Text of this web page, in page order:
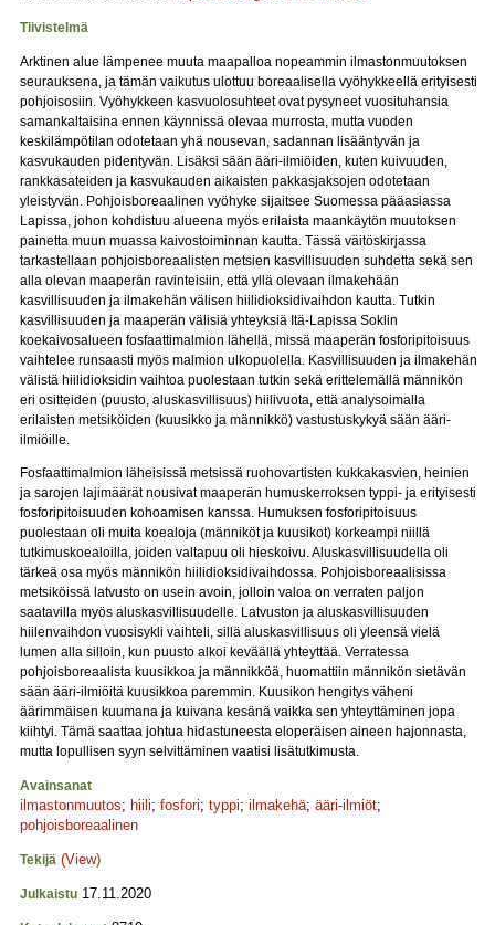
Tiivistelmä
Arktinen alue lämpenee muuta maapalloa nopeammin ilmastonmuutoksen
seurauksena, ja tämän vaikutus ulottuu boreaalisella vyöhykkeellä erityisesti
pohjoisosiin. Vyöhykkeen kasvuolosuhteet ovat pysyneet vuosituhansia
samankaltaisina ennen käynnissä olevaa murrosta, mutta vuoden
keskilämpötilan odotetaan yhä nousevan, sadannan lisääntyvän ja
kasvukauden pidentyvän. Lisäksi sään ääri-ilmiöiden, kuten kuivuuden,
rankkasateiden ja kasvukauden aikaisten pakkasjaksojen odotetaan
yleistyvän. Pohjoisboreaalinen vyöhyke sijaitsee Suomessa pääasiassa
Lapissa, johon kohdistuu alueena myös erilaista maankäytön muutoksen
painetta muun muassa kaivostoiminnan kautta. Tässä väitöskirjassa
tarkastellaan pohjoisboreaalisten metsien kasvillisuuden suhdetta sekä sen
alla olevan maaperän ravinteisiin, että yllä olevaan ilmakehään
kasvillisuuden ja ilmakehän välisen hiilidioksidivaihdon kautta. Tutkin
kasvillisuuden ja maaperän välisiä yhteyksiä Itä-Lapissa Soklin
koekaivosalueen fosfaattimalmion lähellä, missä maaperän fosforipitoisuus
vaihtelee runsaasti myös malmion ulkopuolella. Kasvillisuuden ja ilmakehän
välistä hiilidioksidin vaihtoa puolestaan tutkin sekä erittelemällä männikön
eri ositteiden (puusto, aluskasvillisuus) hiilivuota, että analysoimalla
erilaisten metsiköiden (kuusikko ja männikkö) vastustuskykyä sään ääri-
ilmiöille.
Fosfaattimalmion läheisissä metsissä ruohovartisten kukkakasvien, heinien
ja sarojen lajimäärät nousivat maaperän humuskerroksen typpi- ja erityisesti
fosforipitoisuuden kohoamisen kanssa. Humuksen fosforipitoisuus
puolestaan oli muita koealoja (männiköt ja kuusikot) korkeampi niillä
tutkimuskoealoilla, joiden valtapuu oli hieskoivu. Aluskasvillisuudella oli
tärkeä osa myös männikön hiilidioksidivaihdossa. Pohjoisboreaalisissa
metsiköissä latvusto on usein avoin, jolloin valoa on verraten paljon
saatavilla myös aluskasvillisuudelle. Latvuston ja aluskasvillisuuden
hiilenvaihdon vuosisykli vaihteli, sillä aluskasvillisuus oli yleensä vielä
lumen alla silloin, kun puusto alkoi keväällä yhteyttää. Verratessa
pohjoisboreaalista kuusikkoa ja männikköä, huomattiin männikön sietävän
sään ääri-ilmiöitä kuusikkoa paremmin. Kuusikon hengitys väheni
äärimmäisen kuumana ja kuivana kesänä vaikka sen yhteyttäminen jopa
kiihtyi. Tämä saattaa johtua hidastuneesta eloperäisen aineen hajonnasta,
mutta lopullisen syyn selvittäminen vaatisi lisätutkimusta.
Avainsanat
ilmastonmuutos; hiili; fosfori; typpi; ilmakehä; ääri-ilmiöt;
pohjoisboreaalinen
Tekijä (View)
Julkaistu 17.11.2020